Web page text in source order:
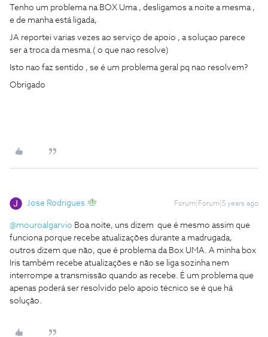
Tenho um problema na BOX Uma , desligamos a noite a mesma ,
e de manha está ligada,
JA reportei varias vezes ao serviço de apoio , a soluçao parece
ser a troca da mesma.( o que nao resolve)
Isto nao faz sentido , se é um problema geral pq nao resolvem?
Obrigado
Jose Rodrigues Forum|Forum|5 years ago
@mouroalgarvio Boa noite, uns dizem que é mesmo assim que
funciona porque recebe atualizações durante a madrugada,
outros dizem que não, que é problema da Box UMA. A minha box
Iris também recebe atualizações e não se liga sozinha nem
interrompe a transmissão quando as recebe. É um problema que
apenas poderá ser resolvido pelo apoio técnico se é que há
solução.